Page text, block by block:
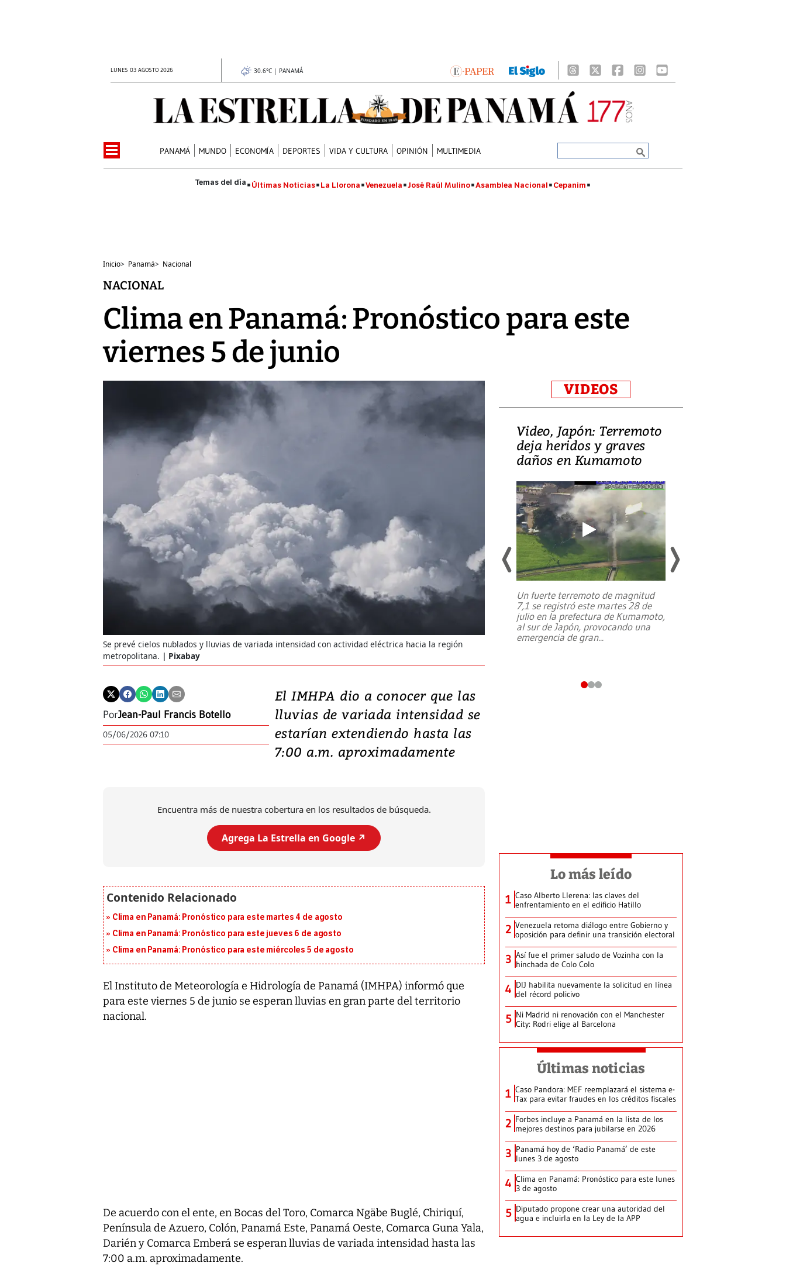
LUNES 03 AGOSTO 2026 30.6°C | PANAMÁ
PANAMÁ MUNDO ECONOMÍA DEPORTES VIDA Y CULTURA OPINIÓN MULTIMEDIA
Últimas Noticias La Llorona Venezuela José Raúl Mulino Asamblea Nacional Cepanim
Inicio> Panamá> Nacional
NACIONAL
Clima en Panamá: Pronóstico para este
viernes 5 de junio
Se prevé cielos nublados y lluvias de variada intensidad con actividad eléctrica hacia la región
metropolitana.
Pixabay
PorJean-Paul Francis Botello
05/06/2026 07:10
El IMHPA dio a conocer que las
lluvias de variada intensidad se
estarían extendiendo hasta las
7:00 a.m. aproximadamente
Encuentra más de nuestra cobertura en los resultados de búsqueda.
Agrega La Estrella en Google ↗️
Clima en Panamá: Pronóstico para este martes 4 de agosto
Clima en Panamá: Pronóstico para este jueves 6 de agosto
Clima en Panamá: Pronóstico para este miércoles 5 de agosto
El Instituto de Meteorología e Hidrología de Panamá (IMHPA) informó que
para este viernes 5 de junio se esperan lluvias en gran parte del territorio
nacional.
De acuerdo con el ente, en Bocas del Toro, Comarca Ngäbe Buglé, Chiriquí,
Península de Azuero, Colón, Panamá Este, Panamá Oeste, Comarca Guna Yala,
Darién y Comarca Emberá se esperan lluvias de variada intensidad hasta las
7:00 a.m. aproximadamente.
VIDEOS
Isidro Carbonell,
director de la Lotería:
El director de la Lotería Nacional de
Beneficencia habla de la lotería
plan para modernizar la institución
Video, Japón: Terremoto
deja heridos y graves
daños en Kumamoto
Un fuerte terremoto de magnitud
7,1 se registró este martes 28 de
julio en la prefectura de Kumamoto,
al sur de Japón, provocando una
emergencia de gran...
Lo más leído
1 Caso Alberto Llerena: las claves del
enfrentamiento en el edificio Hatillo
2 Venezuela retoma diálogo entre Gobierno y
oposición para definir una transición electoral
3 Así fue el primer saludo de Vozinha con la
hinchada de Colo Colo
4 DIJ habilita nuevamente la solicitud en línea
del récord policivo
5 Ni Madrid ni renovación con el Manchester
City: Rodri elige al Barcelona
Últimas noticias
1 Caso Pandora: MEF reemplazará el sistema e-
Tax para evitar fraudes en los créditos fiscales
2 Forbes incluye a Panamá en la lista de los
mejores destinos para jubilarse en 2026
3 Panamá hoy de ‘Radio Panamá’ de este
lunes 3 de agosto
4 Clima en Panamá: Pronóstico para este lunes
3 de agosto
5 Diputado propone crear una autoridad del
agua e incluirla en la Ley de la APP